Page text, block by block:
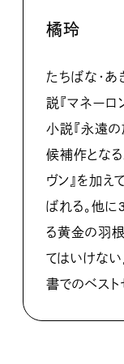
橘玲
たちばな・
説『マネーロ
小説『永遠
候補作となる
ヴン』を加え
ばれる。他
る黄金の羽
てはいけない
書でのベスト